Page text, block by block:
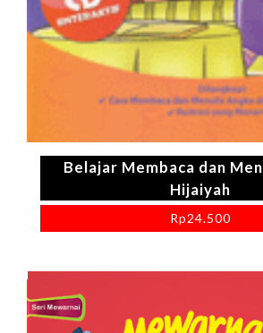
Belajar Membaca dan
Hijaiyah
Rp24.500